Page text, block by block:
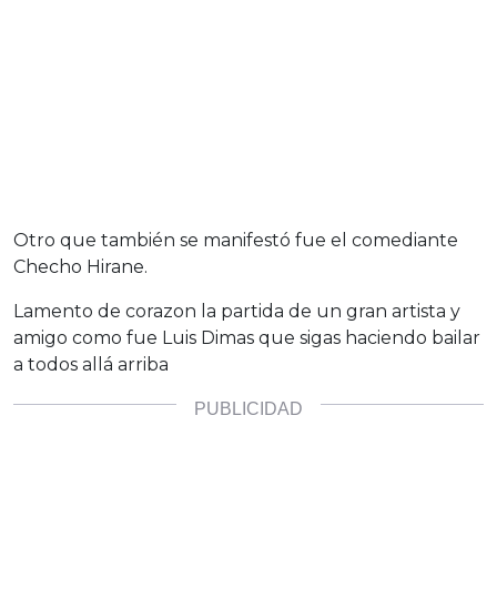
Otro que también se manifestó fue el comediante
Checho Hirane.
Lamento de corazon la partida de un gran artista y
amigo como fue Luis Dimas que sigas haciendo bailar
a todos allá arriba